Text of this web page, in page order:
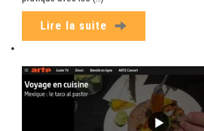
Lire la suite